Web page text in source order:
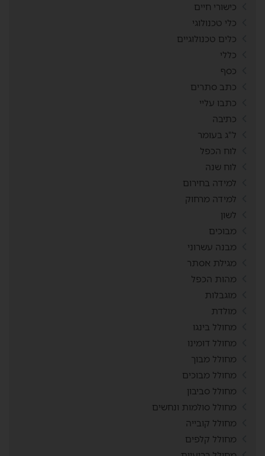
כישורי חיים
כלי טכנולוגי
כלים טכנולוגיים
כללי
כסף
כתב סתרים
כתבו עליי
כתיבה
ל"ג בעומר
לוח הכפל
לוח שנה
למידה בחירום
למידה מרחוק
לשון
מבוכים
מבנה עשרוני
מגילת אסתר
מהות הכפל
מוגבלות
מולדת
מחולל בינגו
מחולל דומינו
מחולל מבוך
מחולל מבוכים
מחולל סביבון
מחולל סולמות ונחשים
מחולל קובייה
מחולל קלפים